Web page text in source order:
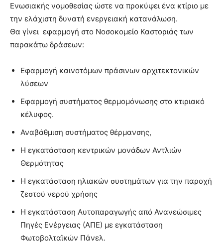
Ενωσιακής νομοθεσίας ώστε να προκύψει ένα κτίριο με
την ελάχιστη δυνατή ενεργειακή κατανάλωση.
Θα γίνει εφαρμογή στο Νοσοκομείο Καστοριάς των
παρακάτω δράσεων:
Εφαρμογή καινοτόμων πράσινων αρχιτεκτονικών
λύσεων
Εφαρμογή συστήματος θερμομόνωσης στο κτιριακό
κέλυφος.
Αναβάθμιση συστήματος θέρμανσης,
Η εγκατάσταση κεντρικών μονάδων Αντλιών
Θερμότητας
Η εγκατάσταση ηλιακών συστημάτων για την παροχή
ζεστού νερού χρήσης
Η εγκατάσταση Αυτοπαραγωγής από Ανανεώσιμες
Πηγές Ενέργειας (ΑΠΕ) με εγκατάσταση
Φωτοβολταϊκών Πάνελ.